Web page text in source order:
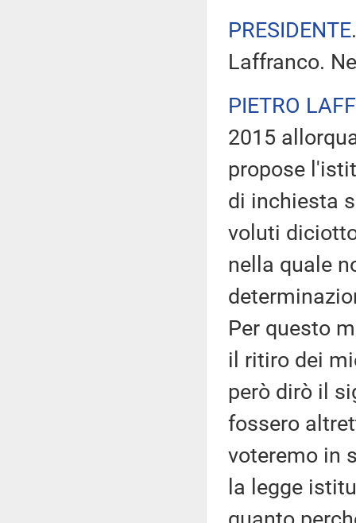
PRESIDENTE
Laffranco.
PIETRO
2015
propose
di inchiesta
voluti
nella quale
Per questo
il ritiro dei
però dirò il
fossero
voteremo in
la legge